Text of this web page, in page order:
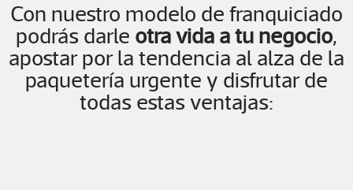
Con nuestro modelo de franquiciado
podrás darle otra vida a tu negocio,
apostar por la tendencia al alza de la
paquetería urgente y disfrutar de
todas estas ventajas: